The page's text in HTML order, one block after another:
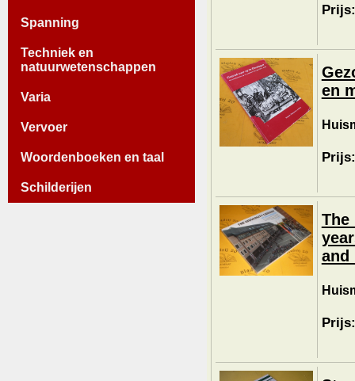
Spanning
Techniek en
natuurwetenschappen
Varia
Vervoer
Woordenboeken en taal
Schilderijen
en
The
and